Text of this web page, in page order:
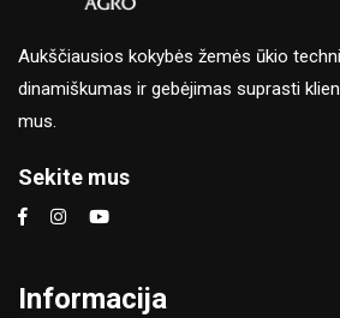
Aukščiausios kokybės žemės ūkio
dinamiškumas ir gebėjimas suprasti
mus.
Sekite mus
Informacija